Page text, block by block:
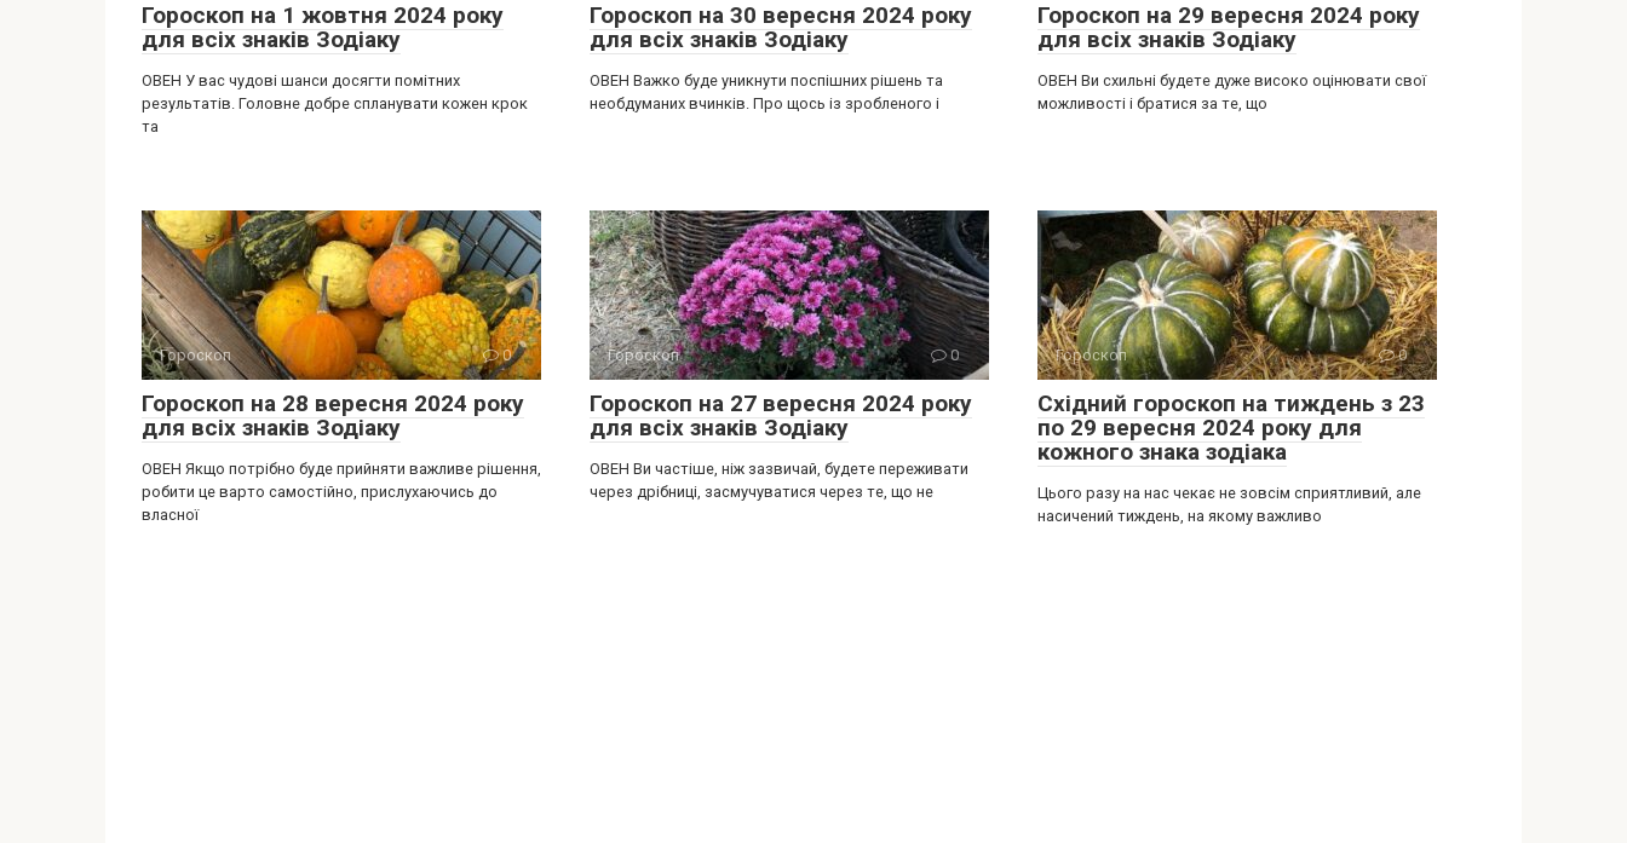
Гороскоп на 1 жовтня 2024 року
для всіх знаків Зодіаку
ОВЕН У вас чудові шанси досягти помітних
результатів. Головне добре спланувати кожен крок
та
Гороскоп на 30 вересня 2024 року
для всіх знаків Зодіаку
ОВЕН Важко буде уникнути поспішних рішень та
необдуманих вчинків. Про щось із зробленого і
Гороскоп на 29 вересня 2024 року
для всіх знаків Зодіаку
ОВЕН Ви схильні будете дуже високо оцінювати свої
можливості і братися за те, що
Гороскоп 0
Гороскоп на 28 вересня 2024 року
для всіх знаків Зодіаку
ОВЕН Якщо потрібно буде прийняти важливе рішення,
робити це варто самостійно, прислухаючись до
власної
Гороскоп 0
Гороскоп на 27 вересня 2024 року
для всіх знаків Зодіаку
ОВЕН Ви частіше, ніж зазвичай, будете переживати
через дрібниці, засмучуватися через те, що не
Гороскоп 0
Східний гороскоп на тиждень з 23
по 29 вересня 2024 року для
кожного знака зодіака
Цього разу на нас чекає не зовсім сприятливий, але
насичений тиждень, на якому важливо